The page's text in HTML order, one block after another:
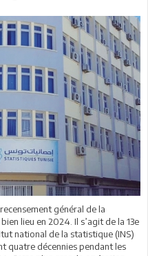
général de la
lieu en 2024. Il s’agit de la 13e
national de la statistique (INS)
quatre décennies pendant les